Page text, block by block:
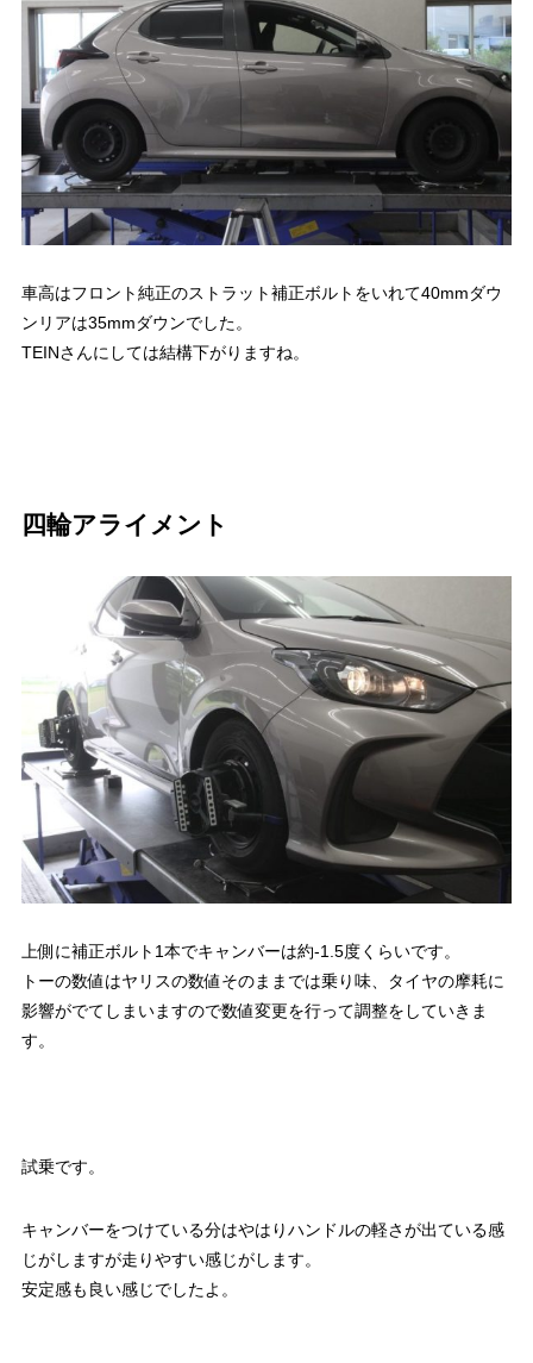
車高はフロント純正のストラット補正ボルトをいれて40mmダウ
ンリアは35mmダウンでした。
TEINさんにしては結構下がりますね。
四輪アライメント
上側に補正ボルト1本でキャンバーは約-1.5度くらいです。
トーの数値はヤリスの数値そのままでは乗り味、タイヤの摩耗に
影響がでてしまいますので数値変更を行って調整をしていきま
す。
試乗です。
キャンバーをつけている分はやはりハンドルの軽さが出ている感
じがしますが走りやすい感じがします。
安定感も良い感じでしたよ。